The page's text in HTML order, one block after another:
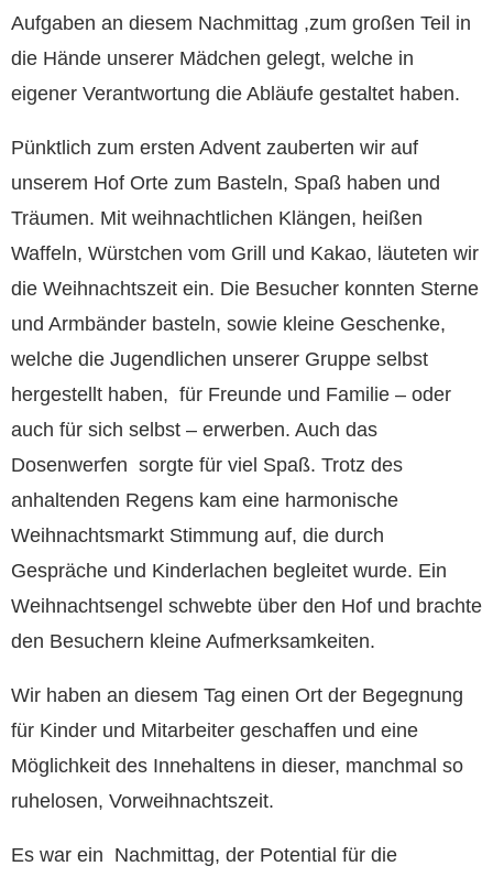
Aufgaben an diesem Nachmittag ,zum großen Teil in
die Hände unserer Mädchen gelegt, welche in
eigener Verantwortung die Abläufe gestaltet haben.
Pünktlich zum ersten Advent zauberten wir auf
unserem Hof Orte zum Basteln, Spaß haben und
Träumen. Mit weihnachtlichen Klängen, heißen
Waffeln, Würstchen vom Grill und Kakao, läuteten wir
die Weihnachtszeit ein. Die Besucher konnten Sterne
und Armbänder basteln, sowie kleine Geschenke,
welche die Jugendlichen unserer Gruppe selbst
hergestellt haben, für Freunde und Familie – oder
auch für sich selbst – erwerben. Auch das
Dosenwerfen sorgte für viel Spaß. Trotz des
anhaltenden Regens kam eine harmonische
Weihnachtsmarkt Stimmung auf, die durch
Gespräche und Kinderlachen begleitet wurde. Ein
Weihnachtsengel schwebte über den Hof und brachte
den Besuchern kleine Aufmerksamkeiten.
Wir haben an diesem Tag einen Ort der Begegnung
für Kinder und Mitarbeiter geschaffen und eine
Möglichkeit des Innehaltens in dieser, manchmal so
ruhelosen, Vorweihnachtszeit.
Es war ein Nachmittag, der Potential für die